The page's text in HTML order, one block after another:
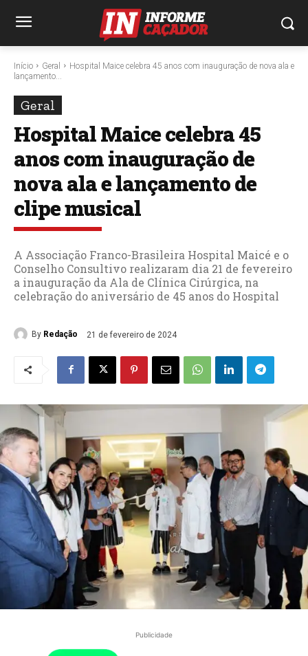
Início Geral
Hospital Maice celebra 45 anos com inauguração de nova ala e
lançamento...
Geral
Hospital Maice celebra 45
anos com inauguração de
nova ala e lançamento de
clipe musical
A Associação Franco-Brasileira Hospital Maicé e o
Conselho Consultivo realizaram dia 21 de fevereiro
a inauguração da Ala de Clínica Cirúrgica, na
celebração do aniversário de 45 anos do Hospital
By Redação 21 de fevereiro de 2024
Publicidade